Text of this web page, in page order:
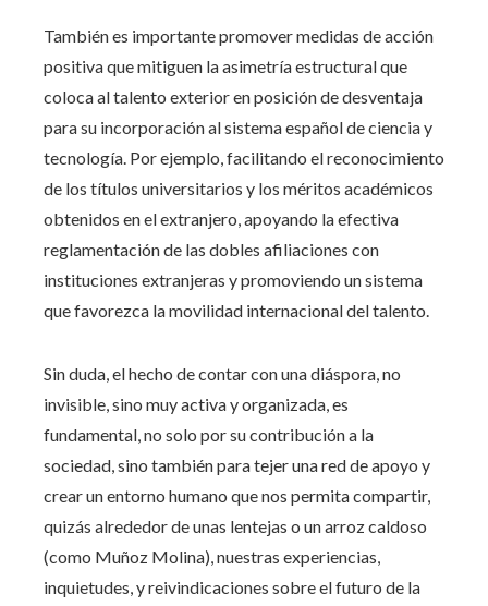
También es importante promover medidas de acción
positiva que mitiguen la asimetría estructural que
coloca al talento exterior en posición de desventaja
para su incorporación al sistema español de ciencia y
tecnología. Por ejemplo, facilitando el reconocimiento
de los títulos universitarios y los méritos académicos
obtenidos en el extranjero, apoyando la efectiva
reglamentación de las dobles afiliaciones con
instituciones extranjeras y promoviendo un sistema
que favorezca la movilidad internacional del talento.
Sin duda, el hecho de contar con una diáspora, no
invisible, sino muy activa y organizada, es
fundamental, no solo por su contribución a la
sociedad, sino también para tejer una red de apoyo y
crear un entorno humano que nos permita compartir,
quizás alrededor de unas lentejas o un arroz caldoso
(como Muñoz Molina), nuestras experiencias,
inquietudes, y reivindicaciones sobre el futuro de la